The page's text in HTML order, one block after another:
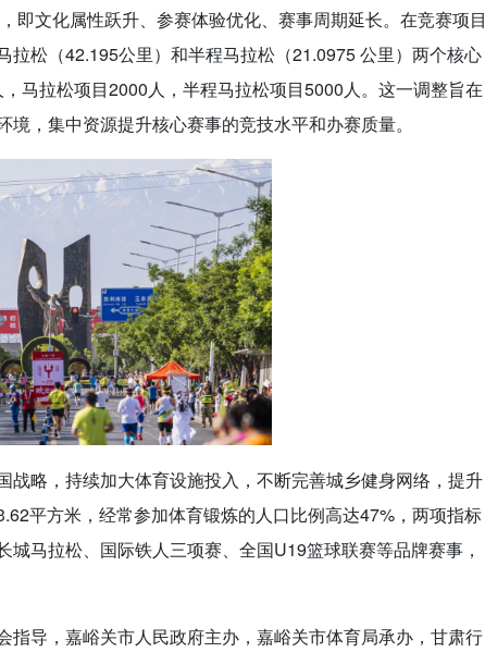
即文化属性跃升、参赛体验优化、赛事周期延长。在竞赛项目
松（42.195公里）和半程马拉松（21.0975 公里）两个核心
马拉松项目2000人，半程马拉松项目5000人。这一调整旨在
，集中资源提升核心赛事的竞技水平和办赛质量。
战略，持续加大体育设施投入，不断完善城乡健身网络，提升
平方米，经常参加体育锻炼的人口比例高达47%，两项指标
马拉松、国际铁人三项赛、全国U19篮球联赛等品牌赛事，
指导，嘉峪关市人民政府主办，嘉峪关市体育局承办，甘肃行